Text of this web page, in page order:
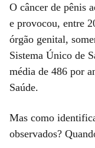
O câncer de pênis
e provocou, entre
órgão genital,
Sistema Único de
média de 486 por
Saúde.
Mas como
observados?